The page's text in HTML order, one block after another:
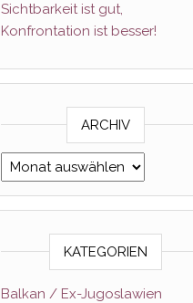
Sichtbarkeit ist gut,
Konfrontation ist besser!
ARCHIV
Archiv
KATEGORIEN
Balkan / Ex-Jugoslawien